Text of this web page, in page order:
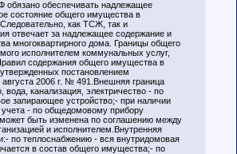
обязано обеспечивать надлежащее
состояние общего имущества в
как ТСЖ, так и
отвечает за надлежащее содержание и
многоквартирного дома. Границы общего
исполнителем коммунальных услуг,
содержания общего имущества в
постановлением
2006 г. № 491.Внешняя граница
вода, канализация, электричество - по
запирающее устройство;- при наличии
- по общедомовому прибору
быть изменена по соглашению между
и исполнителем.Внутренняя
по теплоснабжению - вся внутридомовая
в состав общего имущества;- по